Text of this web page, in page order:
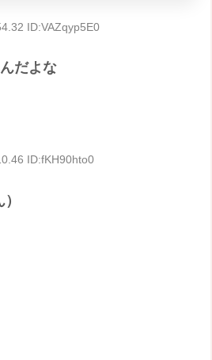
ID:VAZqyp5E0
だよな
ID:fKH90hto0